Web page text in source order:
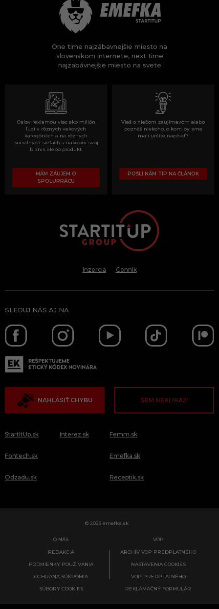
One time najzábavnejšie miesto na
slovenskom internete, next time
najzabávnejšie miesto na svete
Oslov reklamou viac ako milión
ľudí v rôznych vekových
kategóriách a na rôznych
sociálnych sieťach a nakopni svoj
biznis alebo produkt.
MÁM ZÁUJEM O
SPOLUPRÁCU
Vieš o niečom zaujímavom alebo
poznáš niekoho, o kom by sme
mali určite napísať?
POŠLI NÁM TIP NA ČLÁNOK
Inzercia Cenník
SLEDUJ NÁS AJ NA
NAHLÁSIŤ CHYBU SEM NEKLIKAJ!
StartItUp.sk
Fontech.sk
Odzadu.sk
Interez.sk Femm.sk
Emefka.sk
Receptik.sk
© 2026 emefka.sk
O NÁS
REDAKCIA
PODMIENKY POUŽÍVANIA
OCHRANA SÚKROMIA
SÚBORY COOKIES
VOP
ARCHÍV VOP PREDPLATNÉHO
NASTAVENIA COOKIES
VOP PREDPLATNÉHO
REKLAMAČNÝ FORMULÁR